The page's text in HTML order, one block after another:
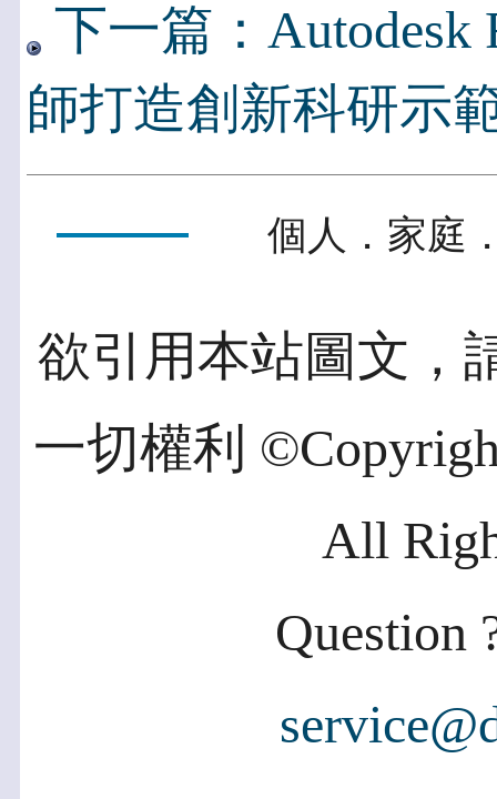
下一篇：Autodesk
師打造創新科研示
個人．家庭
欲引用本站圖文，
一切權利
All
Question